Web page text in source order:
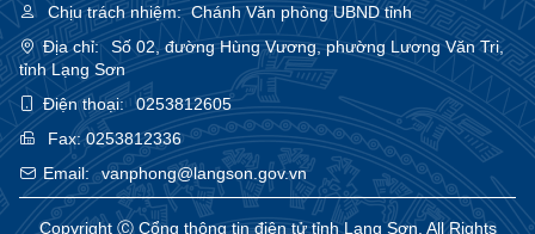
Chịu trách nhiệm:Chánh Văn phòng UBND tỉnh
Địa chỉ:
Số 02, đường Hùng Vương, phường Lương Văn Tri,
tỉnh Lạng Sơn
Điện thoại:
0253812605
Fax:0253812336
Email:
vanphong@langson.gov.vn
Copyright Ⓒ Cổng thông tin điện tử tỉnh Lạng Sơn. All Rights